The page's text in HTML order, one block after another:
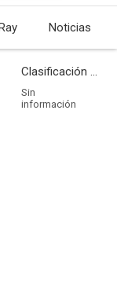
Noticias
Clasificación por edades
Sin
información